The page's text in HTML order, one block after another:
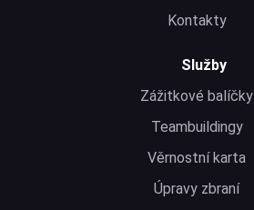
Kontakty
Služby
Zážitkové balíčky
Teambuildingy
Věrnostní karta
Úpravy zbraní